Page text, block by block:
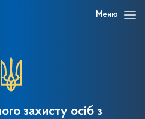
Меню
захисту осіб з